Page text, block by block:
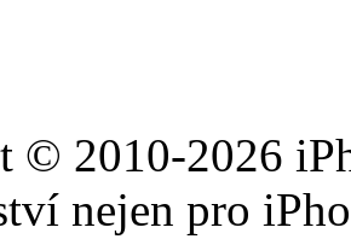
© 2010-2026
nejen pro